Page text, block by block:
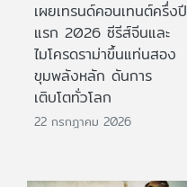
เผยเทรนด์คอนเทนต์ครึ่งปี
แรก 2026 ซีรีส์จีนและ
ไมโครดราม่าขึ้นแท่นสอง
ขุมพลังหลัก ดันการ
เติบโตทั่วโลก
22 กรกฎาคม 2026